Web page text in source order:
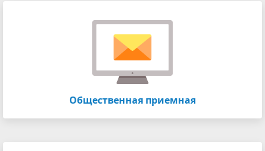
Общественная приемная